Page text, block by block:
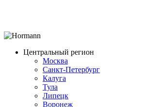
Центральный регион
Москва
Санкт-Петербург
Калуга
Тула
Липецк
Воронеж